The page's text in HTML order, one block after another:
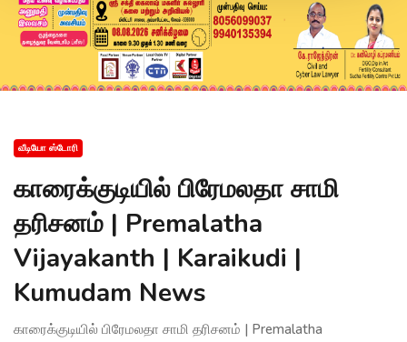
வீடியோ ஸ்டோரி
காரைக்குடியில் பிரேமலதா சாமி
தரிசனம் | Premalatha
Vijayakanth | Karaikudi |
Kumudam News
காரைக்குடியில் பிரேமலதா சாமி தரிசனம் | Premalatha